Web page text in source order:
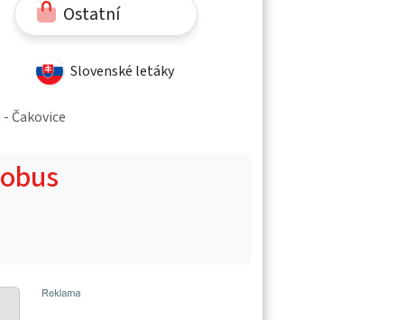
Ostatní
Slovenské letáky
Čakovice